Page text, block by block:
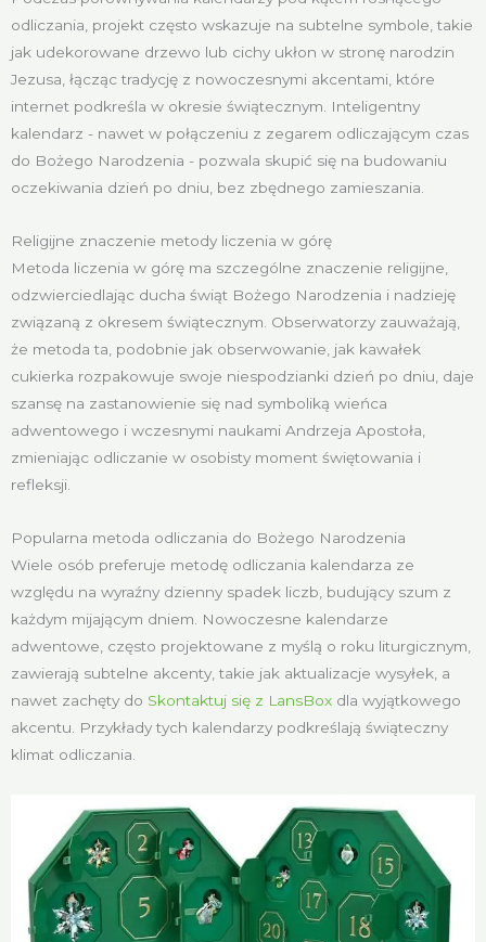
odliczania, projekt często wskazuje na subtelne symbole, takie
jak udekorowane drzewo lub cichy ukłon w stronę narodzin
Jezusa, łącząc tradycję z nowoczesnymi akcentami, które
internet podkreśla w okresie świątecznym. Inteligentny
kalendarz - nawet w połączeniu z zegarem odliczającym czas
do Bożego Narodzenia - pozwala skupić się na budowaniu
oczekiwania dzień po dniu, bez zbędnego zamieszania.
Religijne znaczenie metody liczenia w górę
Metoda liczenia w górę ma szczególne znaczenie religijne,
odzwierciedlając ducha świąt Bożego Narodzenia i nadzieję
związaną z okresem świątecznym. Obserwatorzy zauważają,
że metoda ta, podobnie jak obserwowanie, jak kawałek
cukierka rozpakowuje swoje niespodzianki dzień po dniu, daje
szansę na zastanowienie się nad symboliką wieńca
adwentowego i wczesnymi naukami Andrzeja Apostoła,
zmieniając odliczanie w osobisty moment świętowania i
refleksji.
Popularna metoda odliczania do Bożego Narodzenia
Wiele osób preferuje metodę odliczania kalendarza ze
względu na wyraźny dzienny spadek liczb, budujący szum z
każdym mijającym dniem. Nowoczesne kalendarze
adwentowe, często projektowane z myślą o roku liturgicznym,
zawierają subtelne akcenty, takie jak aktualizacje wysyłek, a
nawet zachęty do Skontaktuj się z LansBox dla wyjątkowego
akcentu. Przykłady tych kalendarzy podkreślają świąteczny
klimat odliczania.